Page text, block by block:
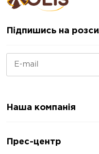
Підпишись на
Наша компанія
Відгуки про компанію
Прес-центр